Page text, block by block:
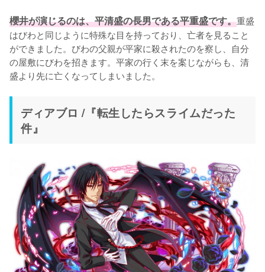
櫻井が演じるのは、平清盛の長男である平重盛です。重盛
はびわと同じように特殊な目を持っており、亡者を見ること
ができました。びわの父親が平家に殺されたのを察し、自分
の屋敷にびわを招きます。平家の行く末を案じながらも、清
盛より先に亡くなってしまいました。
ディアブロ /『転生したらスライムだった
件』